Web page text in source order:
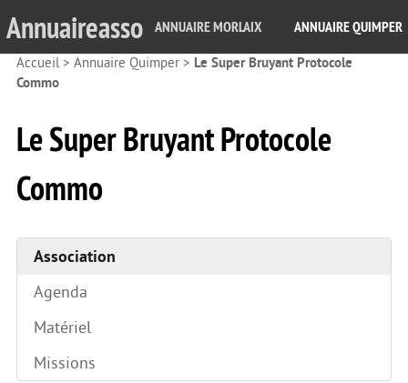
Annuaireasso ANNUAIRE MORLAIX ANNUAIRE QUIMPER
Accueil> Annuaire Quimper > Le Super Bruyant Protocole
Commo
Le Super Bruyant Protocole
Commo
Association
Agenda
Matériel
Missions